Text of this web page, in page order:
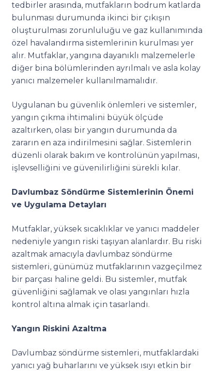
tedbirler arasında, mutfakların bodrum katlarda
bulunması durumunda ikinci bir çıkışın
oluşturulması zorunluluğu ve gaz kullanımında
özel havalandırma sistemlerinin kurulması yer
alır. Mutfaklar, yangına dayanıklı malzemelerle
diğer bina bölümlerinden ayrılmalı ve asla kolay
yanıcı malzemeler kullanılmamalıdır.
Uygulanan bu güvenlik önlemleri ve sistemler,
yangın çıkma ihtimalini büyük ölçüde
azaltırken, olası bir yangın durumunda da
zararın en aza indirilmesini sağlar. Sistemlerin
düzenli olarak bakım ve kontrolünün yapılması,
işlevselliğini ve güvenilirliğini sürekli kılar.
Davlumbaz Söndürme Sistemlerinin Önemi
ve Uygulama Detayları
Mutfaklar, yüksek sıcaklıklar ve yanıcı maddeler
nedeniyle yangın riski taşıyan alanlardır. Bu riski
azaltmak amacıyla davlumbaz söndürme
sistemleri, günümüz mutfaklarının vazgeçilmez
bir parçası haline geldi. Bu sistemler, mutfak
güvenliğini sağlamak ve olası yangınları hızla
kontrol altına almak için tasarlandı.
Yangın Riskini Azaltma
Davlumbaz söndürme sistemleri, mutfaklardaki
yanıcı yağ buharlarını ve yüksek ısıyı etkin bir